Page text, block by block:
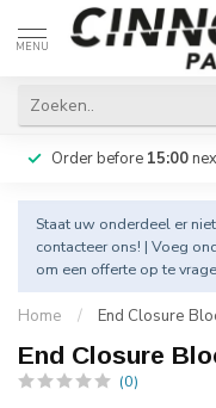
MENU
Order before 15:00
Staat uw onderdeel er
contacteer ons! | Voeg
om een offerte op te
Home / End Closure
End Closure
(0)